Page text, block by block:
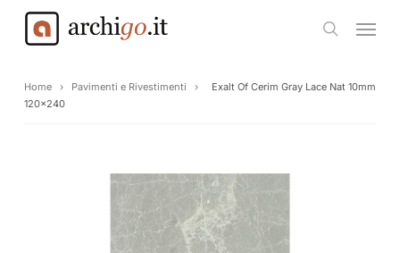
content
search
Home › Pavimenti e Rivestimenti ›
Exalt Of Cerim Gray Lace Nat 10mm
120×240